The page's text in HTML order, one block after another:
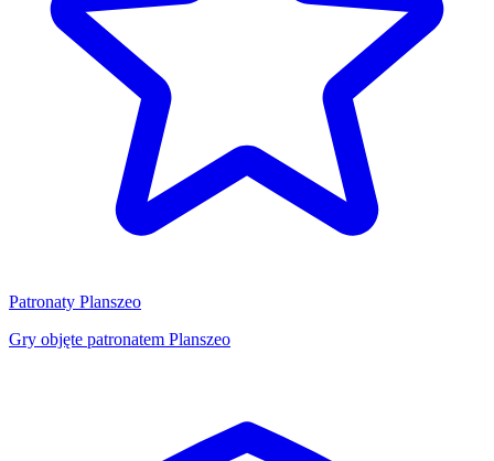
Patronaty Planszeo
Gry objęte patronatem Planszeo